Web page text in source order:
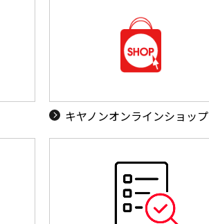
キヤノンオンラインショップ